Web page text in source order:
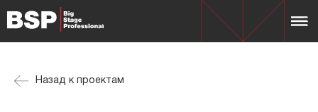
Назад к проектам